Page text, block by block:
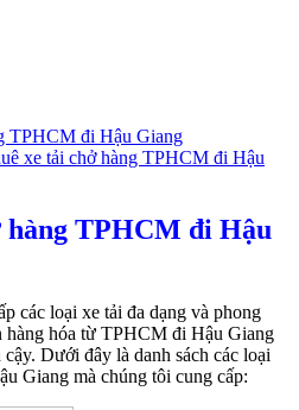
TPHCM đi Hậu Giang
xe tải chở hàng TPHCM đi Hậu
hàng TPHCM đi Hậu
các loại xe tải đa dạng và phong
hàng hóa từ TPHCM đi Hậu Giang
Dưới đây là danh sách các loại
Giang mà chúng tôi cung cấp: